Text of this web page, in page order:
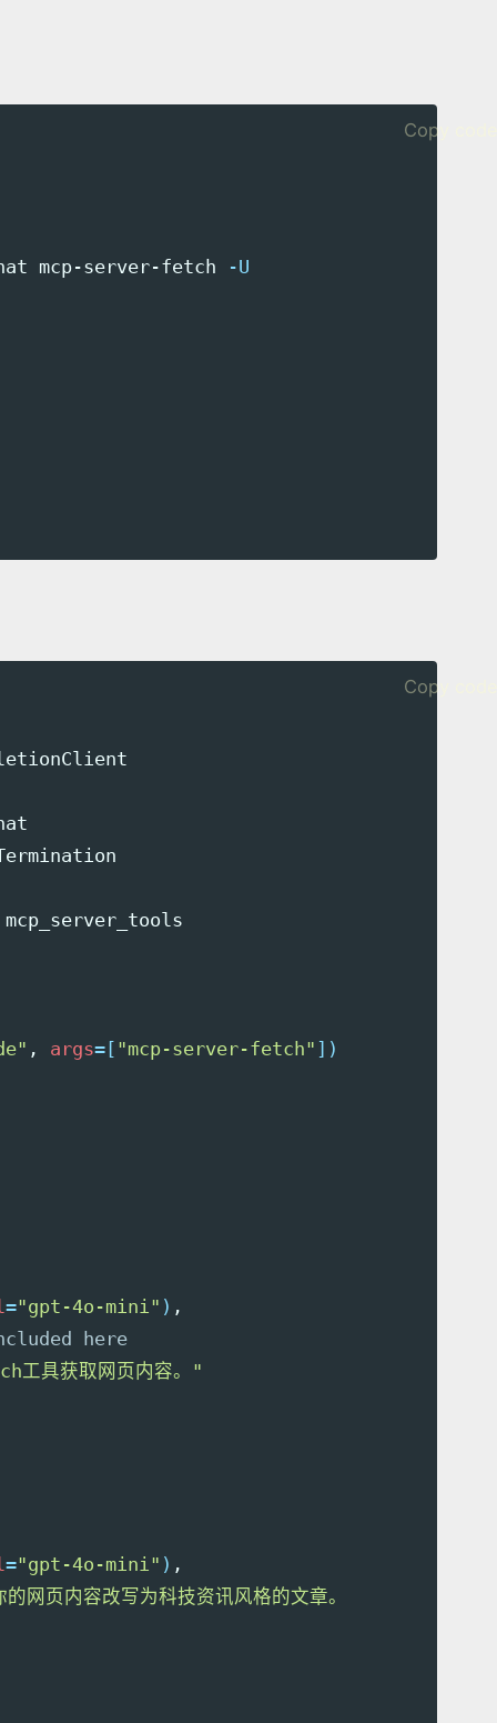
Copy
mcp-server-fetch -U
Copy
, args=[ "mcp-server-fetch" ])
="gpt-4o-mini" ) ,
here
工具获取网页内容。"
="gpt-4o-mini" ) ,
网页内容改写为科技资讯风格的文章。